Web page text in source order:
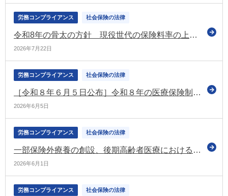
労務コンプライアンス 社会保険の法律
令和8年の骨太の方針 現役世代の保険料率の上昇を止め引き下げていく方針などを示す
2026年7月22日
労務コンプライアンス 社会保険の法律
［令和８年６月５日公布］令和８年の医療保険制度改正法
2026年6月5日
労務コンプライアンス 社会保険の法律
一部保険外療養の創設、後期高齢者医療における金融所得の勘案、出産に係る給付体系の見直しなどを盛り込んだ健康保険等の改正法が成立
2026年6月1日
労務コンプライアンス 社会保険の法律